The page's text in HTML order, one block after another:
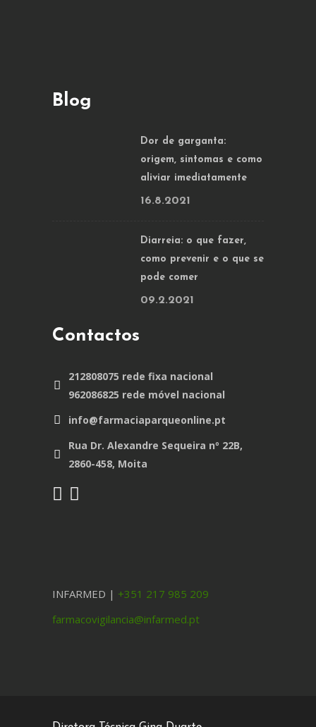
Blog
Dor de garganta:
origem, sintomas e como
aliviar imediatamente
16.8.2021
Diarreia: o que fazer,
como prevenir e o que se
pode comer
09.2.2021
Contactos
212808075 rede fixa nacional
962086825 rede móvel nacional
info@farmaciaparqueonline.pt
Rua Dr. Alexandre Sequeira nº 22B,
2860-458, Moita
INFARMED | +351 217 985 209
farmacovigilancia@infarmed.pt